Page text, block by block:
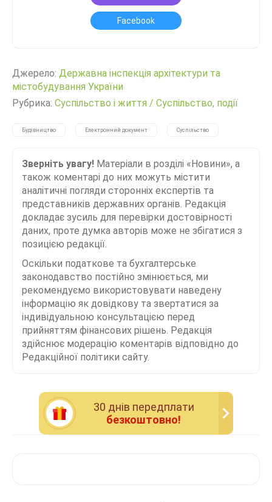
Facebook
Джерело: Державна інспекція архітектури та
містобудування України
Рубрика: Суспільство і життя / Суспільство, події
Будівництво Електронний документ Суспільство
Зверніть увагу! Матеріали в розділі «Новини», а
також коментарі до них можуть містити
аналітичні погляди сторонніх експертів та
представників державних органів. Редакція
докладає зусиль для перевірки достовірності
даних, проте думка авторів може не збігатися з
позицією редакції.
Оскільки податкове та бухгалтерське
законодавство постійно змінюється, ми
рекомендуємо використовувати наведену
інформацію як довідкову та звертатися за
індивідуальною консультацією перед
прийняттям фінансових рішень. Редакція
здійснює модерацію коментарів відповідно до
Редакційної політики сайту.
30 днiв передплати
безкоштовно!